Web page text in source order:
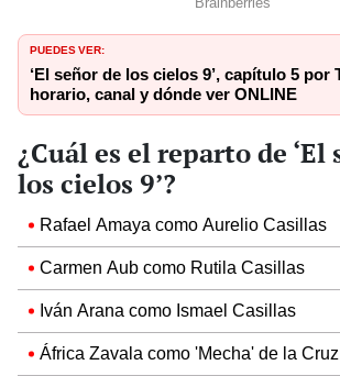
PUEDES VER:
‘El señor de los cielos 9’, capítulo 5 por
horario, canal y dónde ver ONLINE
¿Cuál es el reparto de ‘El
los cielos 9’?
Rafael Amaya como Aurelio Casillas
Carmen Aub como Rutila Casillas
Iván Arana como Ismael Casillas
África Zavala como 'Mecha' de la Cruz